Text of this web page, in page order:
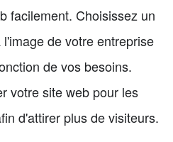
facilement. Choisissez un
de votre entreprise
de vos besoins.
votre site web pour les
d'attirer plus de visiteurs.